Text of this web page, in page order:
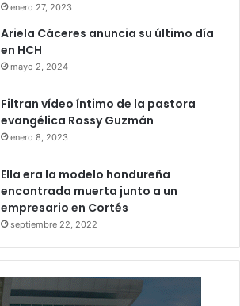
enero 27, 2023
Ariela Cáceres anuncia su último día
en HCH
mayo 2, 2024
Filtran vídeo íntimo de la pastora
evangélica Rossy Guzmán
enero 8, 2023
Ella era la modelo hondureña
encontrada muerta junto a un
empresario en Cortés
septiembre 22, 2022